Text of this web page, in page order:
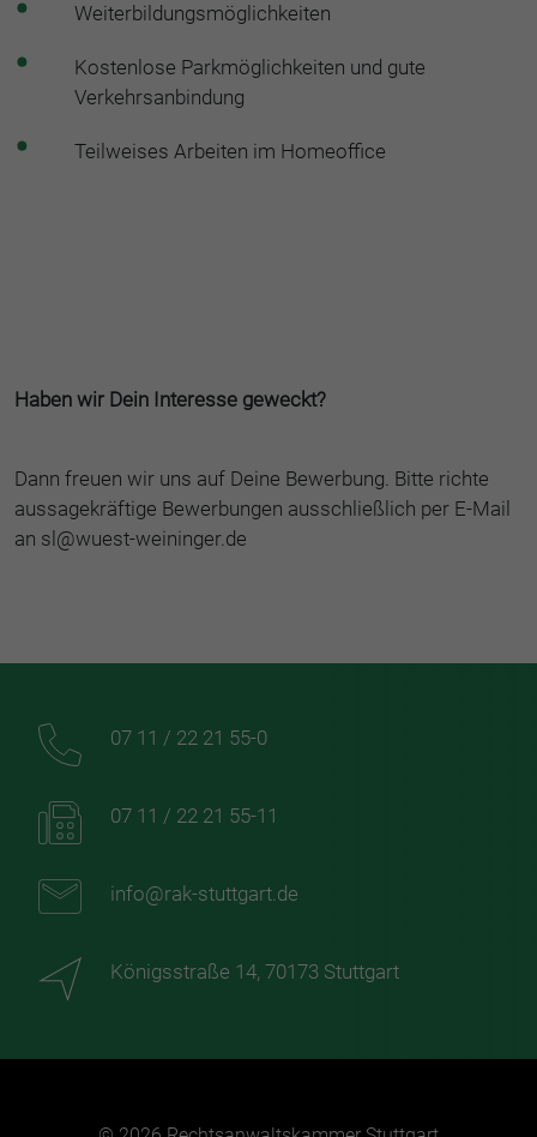
Weiterbildungsmöglichkeiten
Kostenlose Parkmöglichkeiten und gute
Verkehrsanbindung
Teilweises Arbeiten im Homeoffice
Haben wir Dein Interesse geweckt?
Dann freuen wir uns auf Deine Bewerbung. Bitte richte
aussagekräftige Bewerbungen ausschließlich per E-Mail
an sl@wuest-weininger.de
07 11 / 22 21 55-0
07 11 / 22 21 55-11
info@rak-stuttgart.de
Königsstraße 14, 70173 Stuttgart